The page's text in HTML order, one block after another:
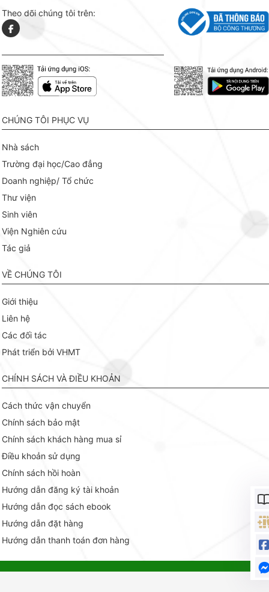
Theo dõi chúng tôi trên:
CHÚNG TÔI PHỤC VỤ
Nhà sách
Trường đại học/Cao đẳng
Doanh nghiệp/ Tổ chức
Thư viện
Sinh viên
Viện Nghiên cứu
Tác giả
VỀ CHÚNG TÔI
Giới thiệu
Liên hệ
Các đối tác
Phát triển bởi VHMT
CHÍNH SÁCH VÀ ĐIỀU KHOẢN
Cách thức vận chuyển
Chính sách bảo mật
Chính sách khách hàng mua sỉ
Điều khoản sử dụng
Chính sách hồi hoàn
Hướng dẫn đăng ký tài khoản
Hướng dẫn đọc sách ebook
Hướng dẫn đặt hàng
Hướng dẫn thanh toán đơn hàng